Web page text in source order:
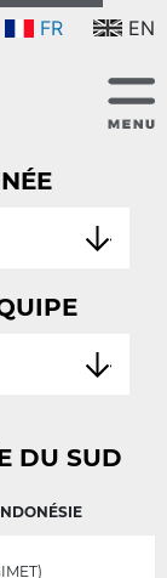
FR EN
DU SUD